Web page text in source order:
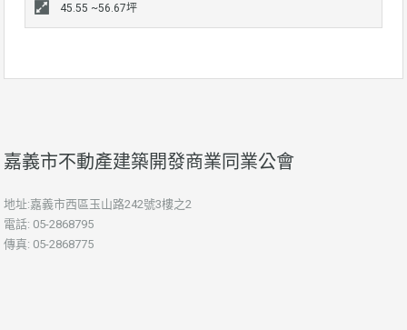
45.55 ~56.67坪
嘉義市不動產建築開發商業同業公會
地址:嘉義市西區玉山路242號3樓之2
電話: 05-2868795
傳真: 05-2868775